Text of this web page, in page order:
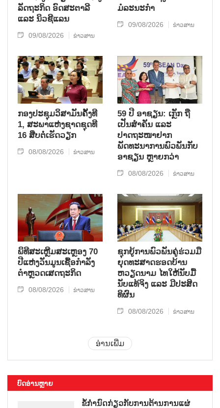
ລັດຖະກິດ ອົດສະຕາລີ
ແລະ ນິວຊີແລນ
09/08/2026 ຂ່າວສານ
ມໍລະນະກຳ
09/08/2026 ຂ່າວສານ
ກອງປະຊຸມວິສາມັນຄັ້ງທີ
1, ສະພາແຫ່ງຊາດຊຸດທີ
16 ສືບຕໍ່ເຮັດວຽກ
08/08/2026 ຂ່າວສານ
59 ປີ ອາຊຽນ: ເກຼັກ ຖື
ເປັນສຳຄັນ ແລະ
ປາດຖະໜາຢາກ
ພັດທະນາການພົວພັນກັບ
ອາຊຽນ ຫຼາຍກວ່າ
08/08/2026 ຂ່າວສານ
ພິທີສະເຫຼີມສະເຫຼອງ 70
ປີແຫ່ງວັນມູນເຊື້ອກຳລັງ
ຕຳຫຼວດເສດຖະກິດ
08/08/2026 ຂ່າວສານ
ຊຸກ​ຍູ້​ການ​ພົວ​ພັນ​ຄູ່​ຮ່ວມ​ມື​
ຍຸດ​ທະ​ສາດ​ຮອດ​ບ້ານ
ຫວຽດ​ນາມ ໄທ​ໃຫ້​ນັບ​ມື້​
ນັບ​ແທ້​ຈິງ ແລະ ມີ​ປະ​ສິດ​
ທິ​ຜົນ
08/08/2026 ຂ່າວສານ
ອ່ານເພີ່ມ
ບົດອ່ານຫຼາຍ
ຂໍ້ກຳນົດກ່ຽວກັບການຕ້ານການແຜ່